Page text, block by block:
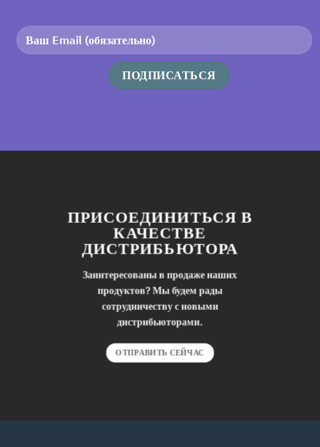
ПРИСОЕДИНИТЬСЯ В
КАЧЕСТВЕ
ДИСТРИБЬЮТОРА
Заинтересованы в продаже наших
продуктов? Мы будем рады
сотрудничеству с новыми
дистрибьюторами.
ОТПРАВИТЬ СЕЙЧАС